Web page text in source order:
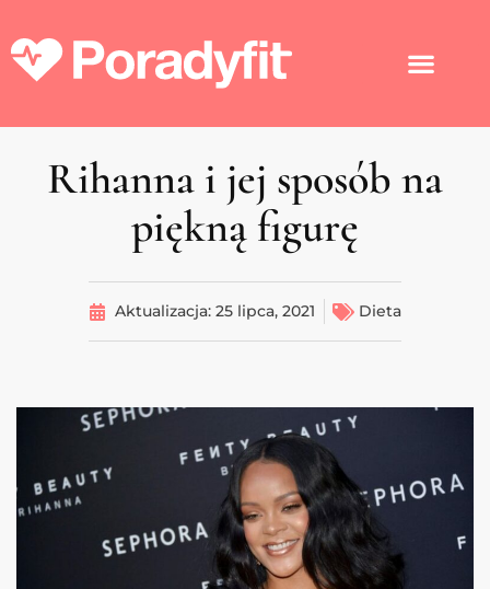
Rihanna i jej sposób na
piękną figurę
Aktualizacja: 25 lipca, 2021 Dieta